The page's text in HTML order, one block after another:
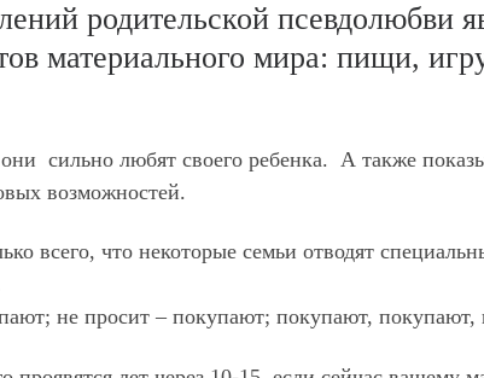
родительской псевдолюбви
материального мира: пищи,
сильно любят своего ребенка. А также
возможностей.
всего, что некоторые семьи отводят
не просит – покупают; покупают,